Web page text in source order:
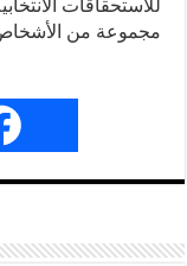
للاستحقاقات
مجموعة من